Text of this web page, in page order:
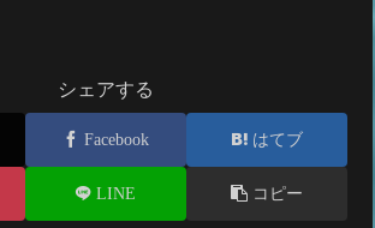
シェアする
Facebook はてブ
LINE コピー